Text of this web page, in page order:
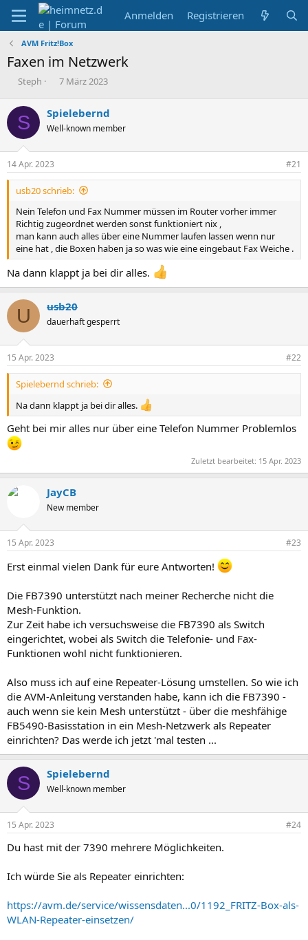
Anmelden Registrieren
AVM Fritz!Box
Faxen im Netzwerk
E
s
t
e
l
l
e
r
Steph
E
t
e
l
a
m
7 März 2023
S Spielebernd
Well-known member
14 Apr. 2023 #21
usb20 schrieb:
Nein Telefon und Fax Nummer müssen im Router vorher immer
Richtig zugeordnet werden sonst funktioniert nix ,
man kann auch alles über eine Nummer laufen lassen wenn nur
eine hat , die Boxen haben ja so was wie eine eingebaut Fax Weiche .
Na dann klappt ja bei dir alles.
U usb20
dauerhaft gesperrt
15 Apr. 2023 #22
Spielebernd schrieb:
Na dann klappt ja bei dir alles.
Geht bei mir alles nur über eine Telefon Nummer Problemlos
Zuletzt bearbeitet: 15 Apr. 2023
JayCB
New member
15 Apr. 2023 #23
Erst einmal vielen Dank für eure Antworten!
Die FB7390 unterstützt nach meiner Recherche nicht die
Mesh-Funktion.
Zur Zeit habe ich versuchsweise die FB7390 als Switch
eingerichtet, wobei als Switch die Telefonie- und Fax-
Funktionen wohl nicht funktionieren.
Also muss ich auf eine Repeater-Lösung umstellen. So wie ich
die AVM-Anleitung verstanden habe, kann ich die FB7390 -
auch wenn sie kein Mesh unterstützt - über die meshfähige
FB5490-Basisstation in ein Mesh-Netzwerk als Repeater
einrichten? Das werde ich jetzt 'mal testen ...
S Spielebernd
Well-known member
15 Apr. 2023 #24
Du hast mit der 7390 mehrere Möglichkeiten.
Ich würde Sie als Repeater einrichten:
https://avm.de/service/wissensdaten...0/1192_FRITZ-Box-als-
WLAN-Repeater-einsetzen/